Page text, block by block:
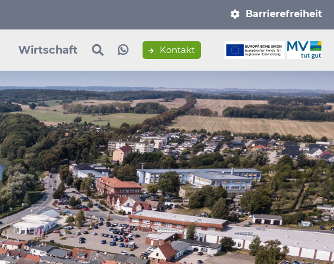
überspringen
Barrierefreiheit
Wirtschaft Kontakt